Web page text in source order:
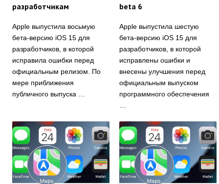
разработчикам
Apple выпустила восьмую
бета-версию iOS 15 для
разработчиков, в которой
исправила ошибки перед
официальным релизом. По
мере приближения
публичного выпуска …
beta 6
Apple выпустила шестую
бета-версию iOS 15 для
разработчиков, в которой
исправлены ошибки и
внесены улучшения перед
официальным выпуском
программного обеспечения